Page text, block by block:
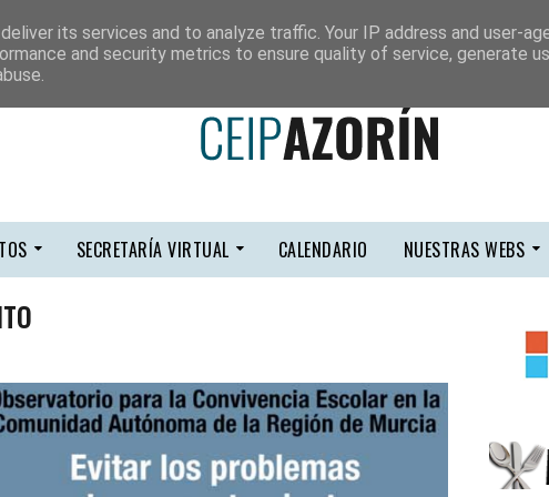
SECRETARÍA VIRTUAL CALENDARIO NUESTRAS WEBS
its services and to analyze traffic. Your IP address and user-
and security metrics to ensure quality of service, generate